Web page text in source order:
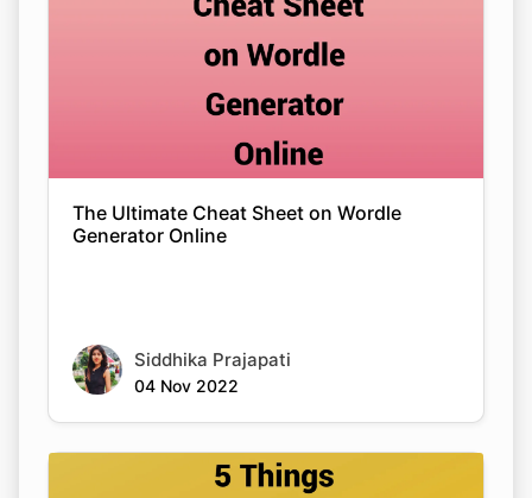
The Ultimate Cheat Sheet on Wordle
Generator Online
Siddhika Prajapati
04 Nov 2022